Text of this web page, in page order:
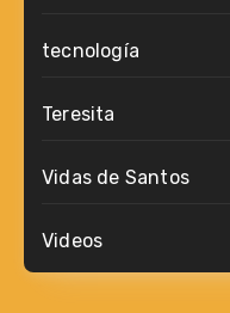
tecnología
Teresita
Vidas de Santos
Videos